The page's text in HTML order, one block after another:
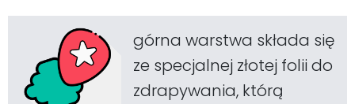
górna warstwa składa się
ze specjalnej złotej folii do
zdrapywania, którą